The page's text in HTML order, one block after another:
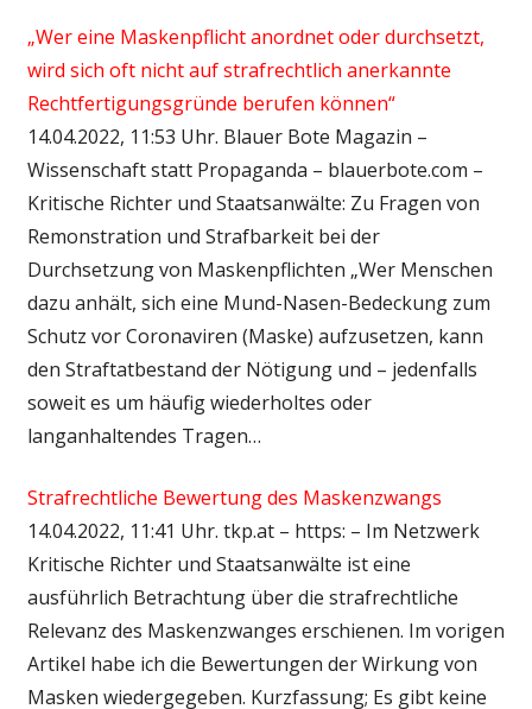
„Wer eine Maskenpflicht anordnet oder durchsetzt,
wird sich oft nicht auf strafrechtlich anerkannte
Rechtfertigungsgründe berufen können“
14.04.2022, 11:53 Uhr. Blauer Bote Magazin –
Wissenschaft statt Propaganda – blauerbote.com –
Kritische Richter und Staatsanwälte: Zu Fragen von
Remonstration und Strafbarkeit bei der
Durchsetzung von Maskenpflichten „Wer Menschen
dazu anhält, sich eine Mund-Nasen-Bedeckung zum
Schutz vor Coronaviren (Maske) aufzusetzen, kann
den Straftatbestand der Nötigung und – jedenfalls
soweit es um häufig wiederholtes oder
langanhaltendes Tragen…
Strafrechtliche Bewertung des Maskenzwangs
14.04.2022, 11:41 Uhr. tkp.at – https: – Im Netzwerk
Kritische Richter und Staatsanwälte ist eine
ausführlich Betrachtung über die strafrechtliche
Relevanz des Maskenzwanges erschienen. Im vorigen
Artikel habe ich die Bewertungen der Wirkung von
Masken wiedergegeben. Kurzfassung; Es gibt keine